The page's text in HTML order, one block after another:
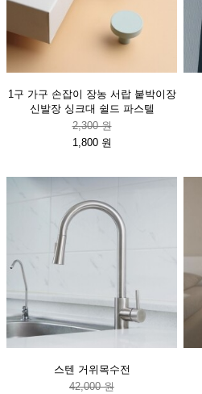
1구 가구 손잡이 장농 서랍 붙박이장
신발장 싱크대 쉴드 파스텔
2,300 원
1,800 원
스텐 거위목수전
42,000 원